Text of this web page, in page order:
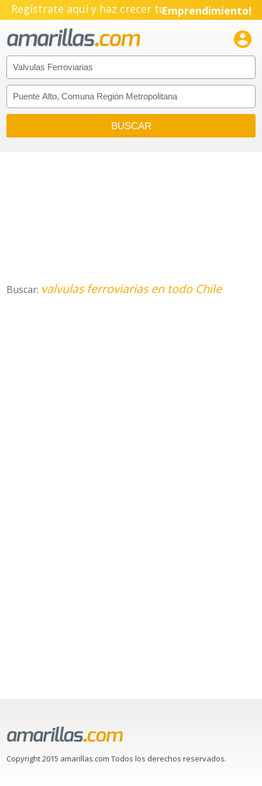
Regístrate aquí y haz crecer tuEmprendimiento!

Buscar: valvulas ferroviarias en todo Chile
Copyright 2015 amarillas.com Todos los derechos reservados.